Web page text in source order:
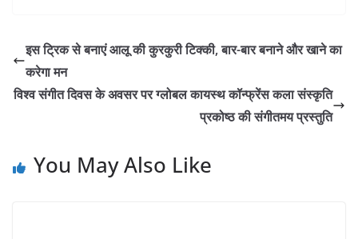
इस ट्रिक से बनाएं आलू की कुरकुरी टिक्की, बार-बार बनाने और खाने का
करेगा मन
विश्व संगीत दिवस के अवसर पर ग्लोबल कायस्थ कॉन्फ्रेंस कला संस्कृति
प्रकोष्ठ की संगीतमय प्रस्तुति
You May Also Like